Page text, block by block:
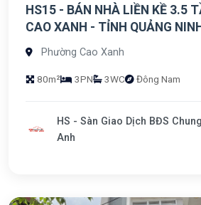
HS15 - BÁN NHÀ LIỀN KỀ 3.5
CAO XANH - TỈNH QUẢNG NINH
Phường Cao Xanh
80m² 3PN 3WC Đông Nam
HS - Sàn Giao Dịch BĐS Chung
Anh